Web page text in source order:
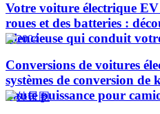
Votre voiture électrique EV
roues et des batteries :
silencieuse qui conduit
Conversions de voitures
systèmes de conversion de
haute puissance pour